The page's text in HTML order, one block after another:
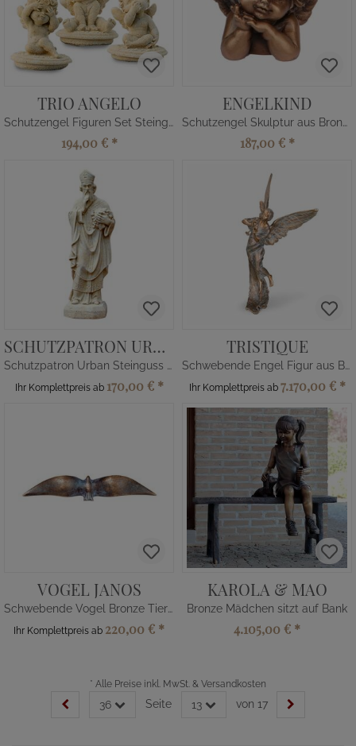
TRIO ANGELO
Schutzengel Figuren Set Steinguss
194,00 € *
ENGELKIND
Schutzengel Skulptur aus Bronze
187,00 € *
SCHUTZPATRON URBAN
Schutzpatron Urban Steinguss Skulptur
Ihr Komplettpreis ab 170,00 € *
TRISTIQUE
Schwebende Engel Figur aus Bronze
Ihr Komplettpreis ab 7.170,00 € *
VOGEL JANOS
Schwebende Vogel Bronze Tierfigur
Ihr Komplettpreis ab 220,00 € *
KAROLA & MAO
Bronze Mädchen sitzt auf Bank
4.105,00 € *
* Alle Preise inkl. MwSt. & Versandkosten
36 Seite 13 von 17